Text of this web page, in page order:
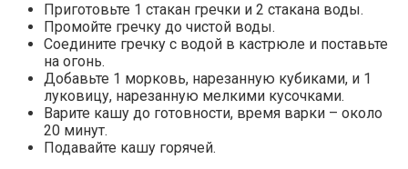
Приготовьте 1 стакан гречки и 2 стакана воды.
Промойте гречку до чистой воды.
Соедините гречку с водой в кастрюле и поставьте
на огонь.
Добавьте 1 морковь, нарезанную кубиками, и 1
луковицу, нарезанную мелкими кусочками.
Варите кашу до готовности, время варки – около
20 минут.
Подавайте кашу горячей.